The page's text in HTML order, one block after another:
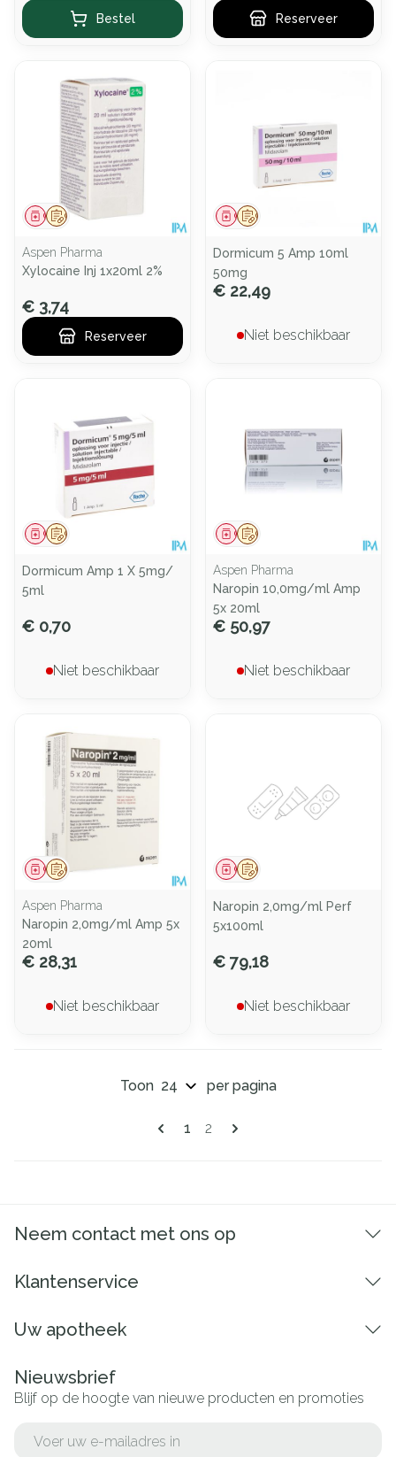
Bestel Reserveer
Op voorschrift
Geneesmiddel
Aspen Pharma
Xylocaine Inj 1x20ml 2%
€ 3,74
Reserveer
Op voorschrift
Geneesmiddel
Dormicum 5 Amp 10ml
50mg
€ 22,49
Niet beschikbaar
Op voorschrift
Geneesmiddel
Dormicum Amp 1 X 5mg/
5ml
€ 0,70
Niet beschikbaar
Op voorschrift
Geneesmiddel
Aspen Pharma
Naropin 10,0mg/ml Amp
5x 20ml
€ 50,97
Niet beschikbaar
Op voorschrift
Geneesmiddel
Aspen Pharma
Naropin 2,0mg/ml Amp 5x
20ml
€ 28,31
Niet beschikbaar
Op voorschrift
Geneesmiddel
Naropin 2,0mg/ml Perf
5x100ml
€ 79,18
Niet beschikbaar
Pagina's
U lees momenteel pagina
1 Pagina
2
Toon per pagina
Neem contact met ons op
Klantenservice
Uw apotheek
Nieuwsbrief
Blijf op de hoogte van nieuwe producten en promoties